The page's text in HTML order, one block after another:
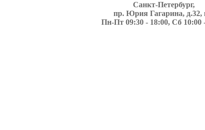
Санкт-Петербург,
пр. Юрия Гагарина, д.32,
Пн-Пт 09:30 - 18:00, Сб 10:00